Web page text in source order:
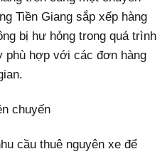
Tiền Giang sắp xếp hàng
bị hư hỏng trong quá trình
phù hợp với các đơn hàng
chuyến
cầu thuê nguyên xe để